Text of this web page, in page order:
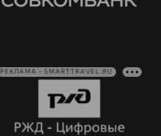
РЕКЛАМА • SMARTTRAVEL.RU